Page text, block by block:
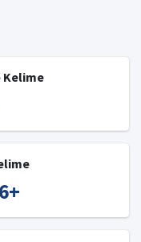
+